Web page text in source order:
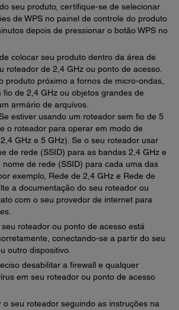
seu produto, certifique-se de selecionar
de WPS no painel de controle do produto
depois de pressionar o botão WPS no
colocar seu produto dentro da área de
roteador de 2,4 GHz ou ponto de acesso.
produto próximo a fornos de micro-ondas,
fio de 2,4 GHz ou objetos grandes de
armário de arquivos.
estiver usando um roteador sem fio de 5
o roteador para operar em modo de
GHz e 5 GHz). Se o seu roteador usar
de rede (SSID) para as bandas 2,4 GHz e
nome de rede (SSID) para cada uma das
exemplo, Rede de 2,4 GHz e Rede de
a documentação do seu roteador ou
com o seu provedor de internet para
roteador ou ponto de acesso está
conectando-se a partir do seu
outro dispositivo.
desabilitar a firewall e qualquer
em seu roteador ou ponto de acesso
o seu roteador seguindo as instruções na